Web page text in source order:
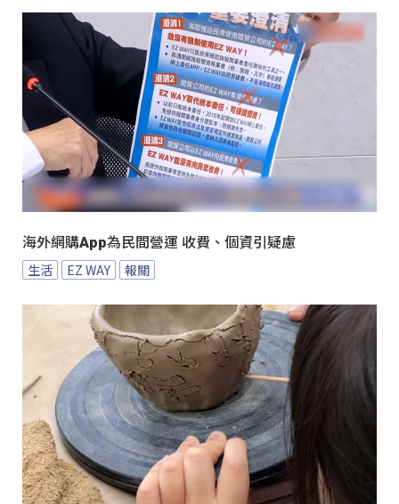
海外網購App為民間營運 收費、個資引疑慮
生活 EZ WAY 報關